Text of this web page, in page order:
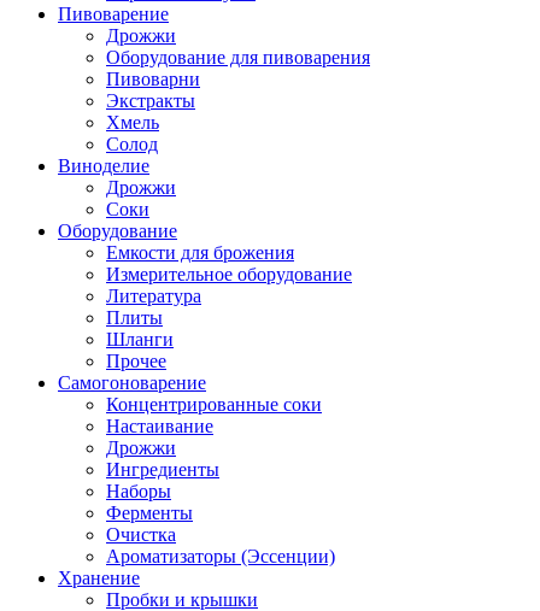
Пивоварение
Дрожжи
Оборудование для пивоварения
Пивоварни
Экстракты
Хмель
Солод
Виноделие
Дрожжи
Соки
Оборудование
Емкости для брожения
Измерительное оборудование
Литература
Плиты
Шланги
Прочее
Самогоноварение
Концентрированные соки
Настаивание
Дрожжи
Ингредиенты
Наборы
Ферменты
Очистка
Ароматизаторы (Эссенции)
Хранение
Пробки и крышки